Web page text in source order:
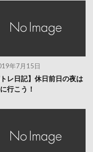
年7月15日
トレ日記】休日前日の夜は
行こう！